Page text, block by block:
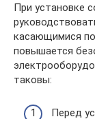
При установке
касающимися
повышается
таковы:
Перед